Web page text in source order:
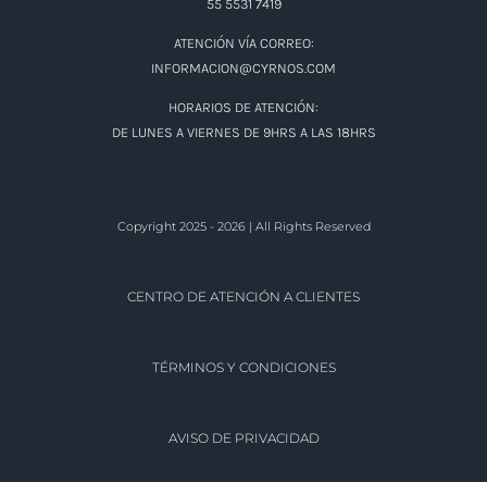
ATENCIÓN POR TELÉFONOS:
DESDE CDMX:55 5531 7419
DEL INTERIOR DE LA REPÚBLICA: 800 719 7385
DUDAS O ACLARACIONES:
55 5531 7419
HORARIOS DE ATENCIÓN: